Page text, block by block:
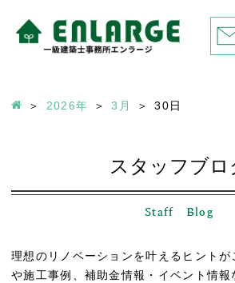
2026年 3月 30日
スタッフブロ
Staff Blog
理想のリノベーションを叶えるヒント
や施工事例、補助金情報・イベント情報